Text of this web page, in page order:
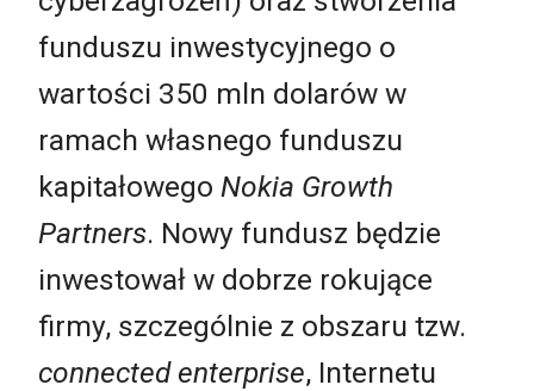
funduszu inwestycyjnego o
wartości 350 mln dolarów w
ramach własnego funduszu
kapitałowego Nokia Growth
Partners. Nowy fundusz będzie
inwestował w dobrze rokujące
firmy, szczególnie z obszaru tzw.
connected enterprise, Internetu